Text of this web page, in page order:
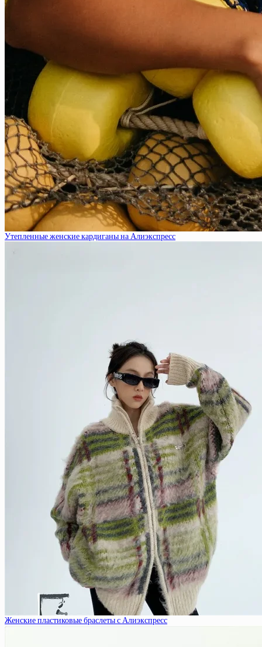
Утепленные женские кардиганы на Алиэкспресс
Женские пластиковые браслеты с Алиэкспресс